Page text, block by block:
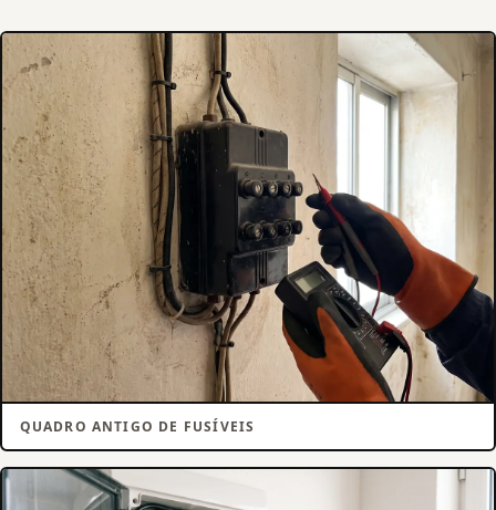
QUADRO ANTIGO DE FUSÍVEIS